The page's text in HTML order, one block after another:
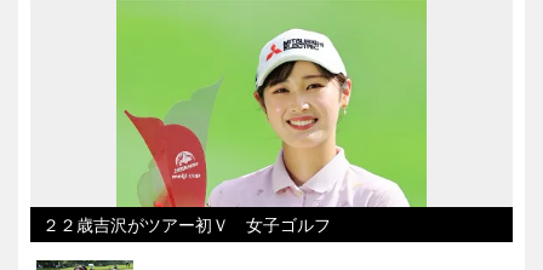
２２歳吉沢がツアー初Ｖ 女子ゴルフ